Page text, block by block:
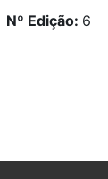
Nº Edição: 6